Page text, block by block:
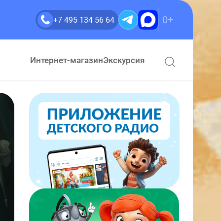
+7 495 134 56 64 0+
Интернет-магазинЭкскурсия